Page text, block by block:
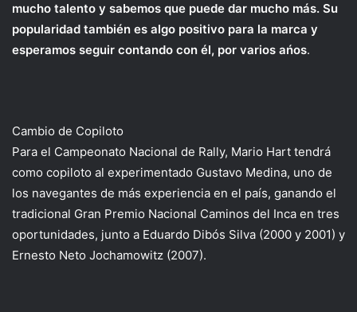
mucho talento y sabemos que puede dar mucho más. Su
popularidad también es algo positivo para la marca y
esperamos seguir contando con él, por varios ańos.
Cambio de Copiloto
Para el Campeonato Nacional de Rally, Mario Hart tendrá
como copiloto al experimentado Gustavo Medina, uno de
los navegantes de más experiencia en el país, ganando el
tradicional Gran Premio Nacional Caminos del Inca en tres
oportunidades, junto a Eduardo Dibós Silva (2000 y 2001) y
Ernesto Neto Jochamowitz (2007).